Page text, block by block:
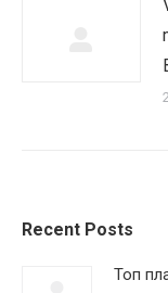
Recent Posts
Топ